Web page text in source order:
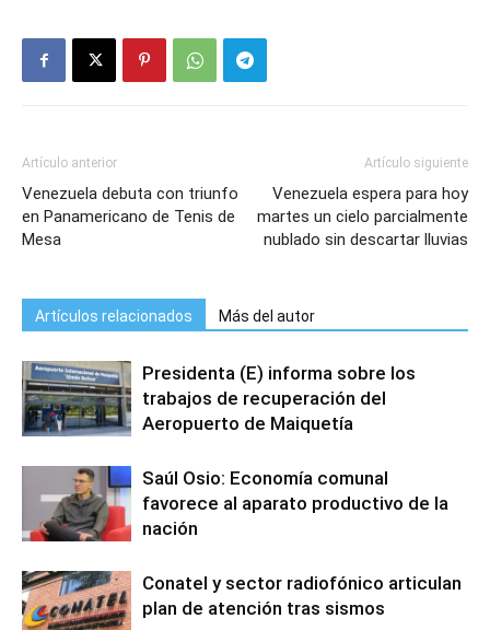
Artículo anterior
Venezuela debuta con triunfo
en Panamericano de Tenis de
Mesa
Artículo siguiente
Venezuela espera para hoy
martes un cielo parcialmente
nublado sin descartar lluvias
Artículos relacionados Más del autor
Presidenta (E) informa sobre los
trabajos de recuperación del
Aeropuerto de Maiquetía
Saúl Osio: Economía comunal
favorece al aparato productivo de la
nación
Conatel y sector radiofónico articulan
plan de atención tras sismos